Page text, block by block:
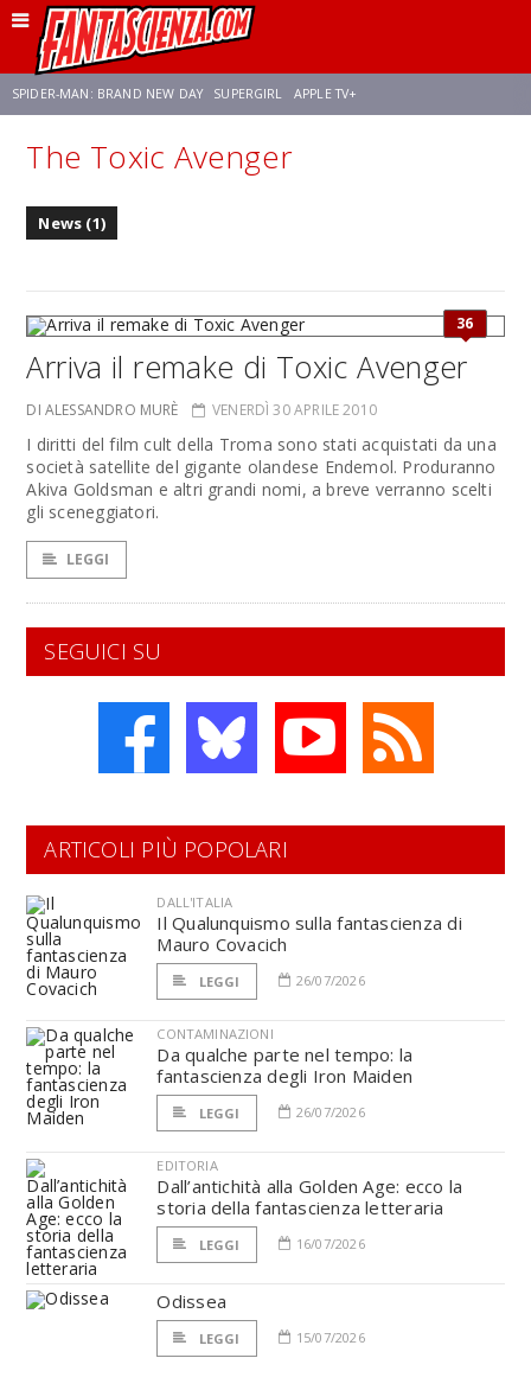
SPIDER-MAN: BRAND NEW DAY SUPERGIRL APPLE TV+
FRANCO RICCIARDIELLO ZENDAYA STAR TREK
The Toxic Avenger
News (1)
36
Arriva il remake di Toxic Avenger
DI ALESSANDRO MURÈ VENERDÌ 30 APRILE 2010
I diritti del film cult della Troma sono stati acquistati da una
società satellite del gigante olandese Endemol. Produranno
Akiva Goldsman e altri grandi nomi, a breve verranno scelti
gli sceneggiatori.
LEGGI
SEGUICI SU
ARTICOLI PIÙ POPOLARI
DALL'ITALIA
Il Qualunquismo sulla fantascienza di
Mauro Covacich
LEGGI 26/07/2026
CONTAMINAZIONI
Da qualche parte nel tempo: la
fantascienza degli Iron Maiden
LEGGI 26/07/2026
EDITORIA
Dall’antichità alla Golden Age: ecco la
storia della fantascienza letteraria
LEGGI 16/07/2026
Odissea
LEGGI 15/07/2026